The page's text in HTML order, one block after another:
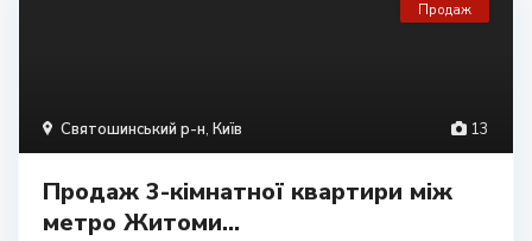
13
Святошинський р-н, Київ
Продаж
Продаж 3-кімнатної квартири між
метро Житоми...